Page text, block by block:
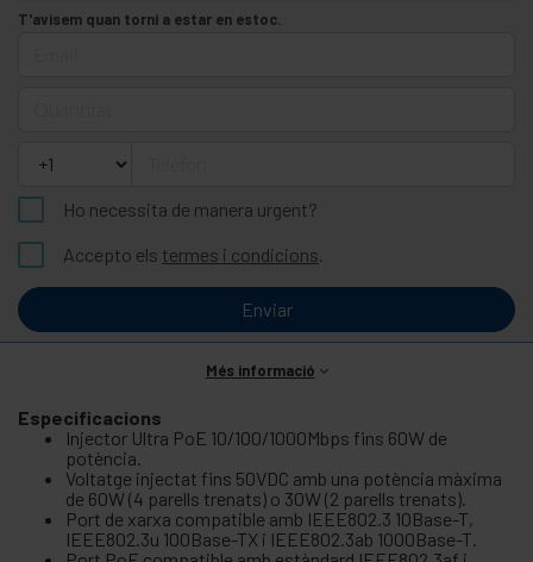
T'avisem quan torni a estar en estoc.
Ho necessita de manera urgent?
Accepto els termes i condicions.
Enviar
Més informació
Especificacions
Injector Ultra PoE 10/100/1000Mbps fins 60W de
potència.
Voltatge injectat fins 50VDC amb una potència màxima
de 60W (4 parells trenats) o 30W (2 parells trenats).
Port de xarxa compatible amb IEEE802.3 10Base-T,
IEEE802.3u 100Base-TX i IEEE802.3ab 1000Base-T.